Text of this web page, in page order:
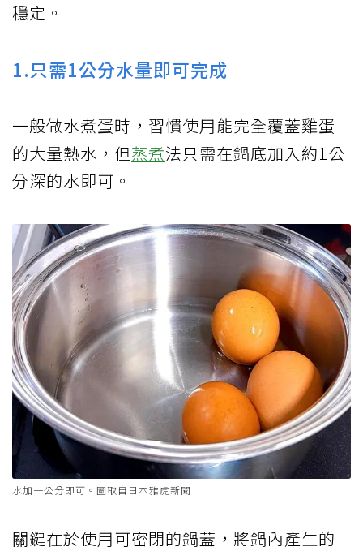
穩定。
1.只需1公分水量即可完成
一般做水煮蛋時，習慣使用能完全覆蓋雞蛋
的大量熱水，但蒸煮法只需在鍋底加入約1公
分深的水即可。
水加一公分即可。圖取自日本雅虎新聞
關鍵在於使用可密閉的鍋蓋，將鍋內產生的